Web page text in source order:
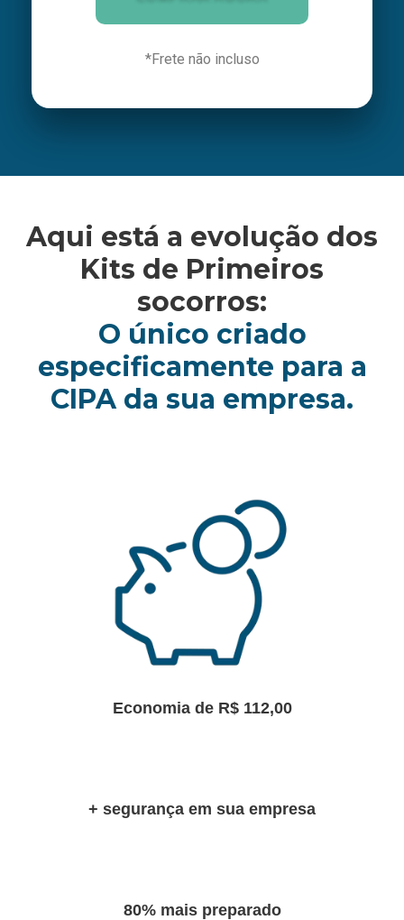
*Frete não incluso
Aqui está a evolução dos
Kits de Primeiros
socorros:
O único criado
especificamente para a
CIPA da sua empresa.
Economia de R$ 112,00
+ segurança em sua empresa
80% mais preparado